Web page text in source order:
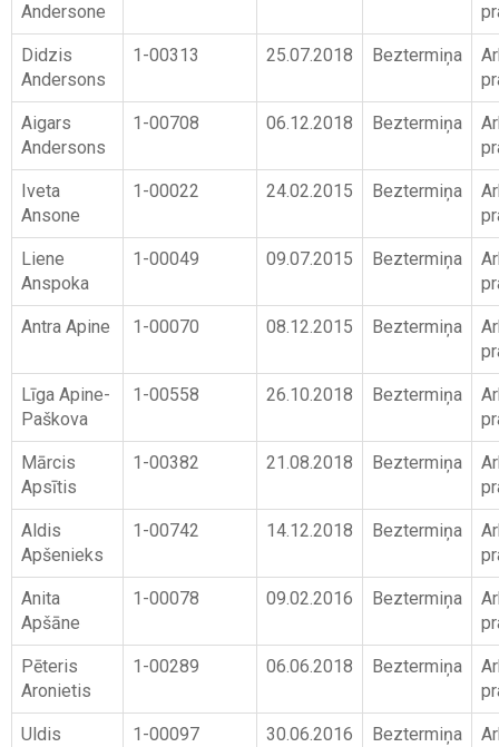
Andersone
Didzis
Andersons
1-00313 25.07.2018 Beztermiņa
Aigars
Andersons
1-00708 06.12.2018 Beztermiņa
Iveta
Ansone
1-00022 24.02.2015 Beztermiņa
Liene
Anspoka
1-00049 09.07.2015 Beztermiņa
Antra Apine 1-00070 08.12.2015 Beztermiņa
Līga Apine-
Paškova
1-00558 26.10.2018 Beztermiņa
Mārcis
Apsītis
1-00382 21.08.2018 Beztermiņa
Aldis
Apšenieks
1-00742 14.12.2018 Beztermiņa
Anita
Apšāne
1-00078 09.02.2016 Beztermiņa
Pēteris
Aronietis
1-00289 06.06.2018 Beztermiņa
Uldis
1-00097 30.06.2016 Beztermiņa